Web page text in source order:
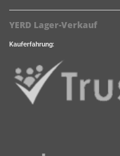
YERD Lager-Verkauf
Kauferfahrung: